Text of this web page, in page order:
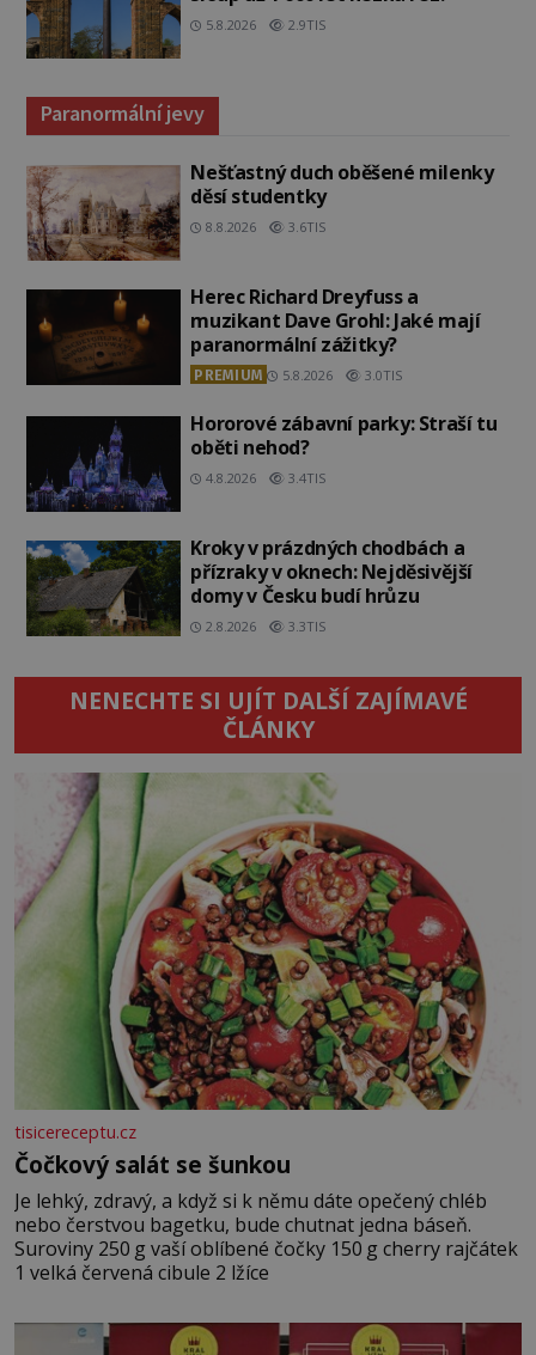
5.8.2026 2.9TIS
Paranormální jevy
Nešťastný duch oběšené milenky
děsí studentky
8.8.2026 3.6TIS
Herec Richard Dreyfuss a
muzikant Dave Grohl: Jaké mají
paranormální zážitky?
PREMIUM 5.8.2026 3.0TIS
Hororové zábavní parky: Straší tu
oběti nehod?
4.8.2026 3.4TIS
Kroky v prázdných chodbách a
přízraky v oknech: Nejděsivější
domy v Česku budí hrůzu
2.8.2026 3.3TIS
NENECHTE SI UJÍT DALŠÍ ZAJÍMAVÉ
ČLÁNKY
tisicereceptu.cz
Čočkový salát se šunkou
Je lehký, zdravý, a když si k němu dáte opečený chléb
nebo čerstvou bagetku, bude chutnat jedna báseň.
Suroviny 250 g vaší oblíbené čočky 150 g cherry rajčátek
1 velká červená cibule 2 lžíce